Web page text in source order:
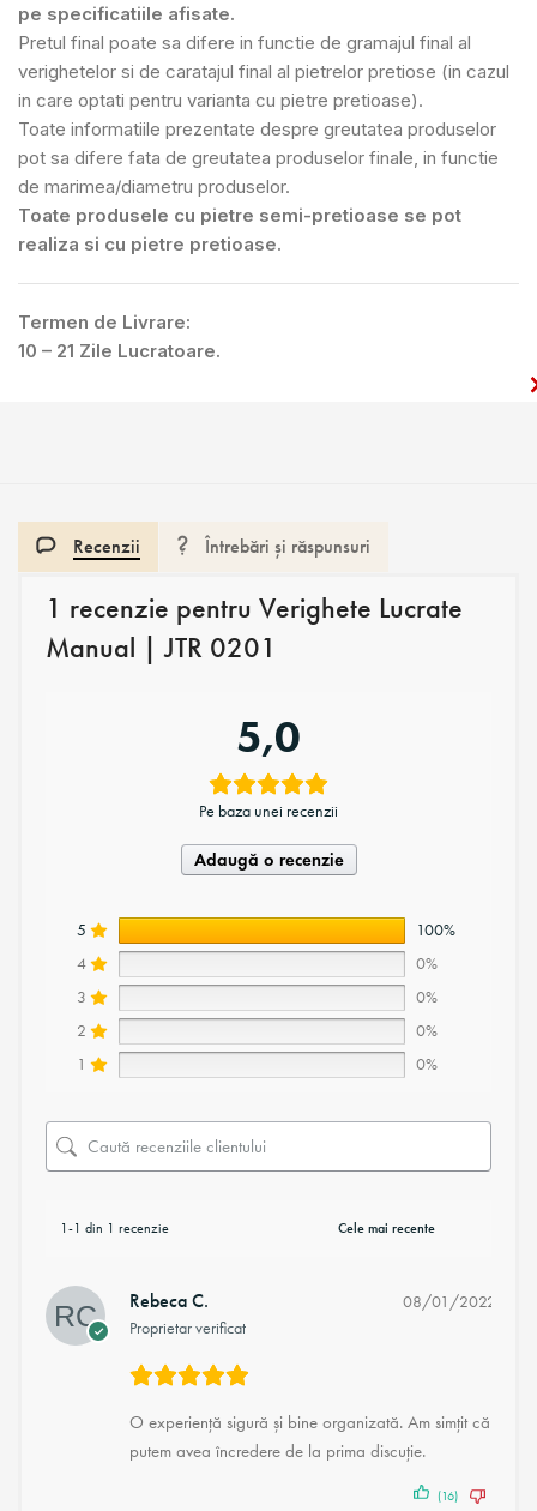
pe specificatiile afisate.
Pretul final poate sa difere in functie de gramajul final al
verighetelor si de caratajul final al pietrelor pretiose (in cazul
in care optati pentru varianta cu pietre pretioase).
Toate informatiile prezentate despre greutatea produselor
pot sa difere fata de greutatea produselor finale, in functie
de marimea/diametru produselor.
Toate produsele cu pietre semi-pretioase se pot
realiza si cu pietre pretioase.
Termen de Livrare:
10 – 21 Zile Lucratoare.
Recenzii Întrebări și răspunsuri
1 recenzie pentru Verighete Lucrate
Manual | JTR 0201
5,0
Pe baza unei recenzii
Adaugă o recenzie
5
100%
4
0%
3
0%
2
0%
1
0%
1-1 din 1 recenzie
Rebeca C.
Proprietar verificat
08/01/2022
O experiență sigură și bine organizată. Am simțit că
putem avea încredere de la prima discuție.
(16)